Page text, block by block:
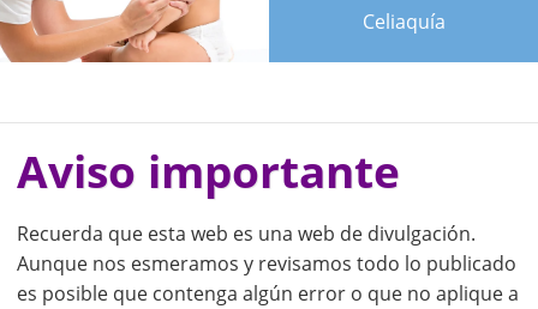
Celiaquía
Aviso importante
Recuerda que esta web es una web de divulgación.
Aunque nos esmeramos y revisamos todo lo publicado
es posible que contenga algún error o que no aplique a